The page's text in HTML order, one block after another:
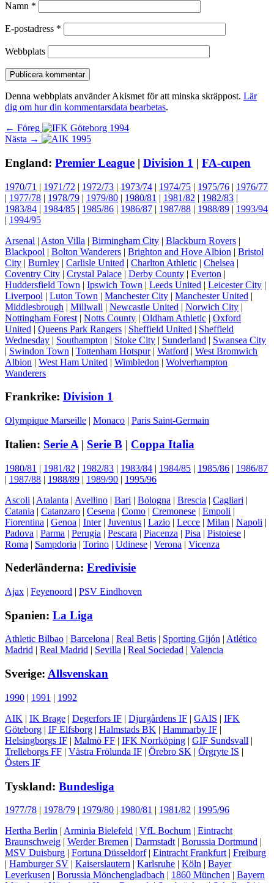
Namn *
E-postadress *
Webbplats
Denna webbplats använder Akismet för att minska skräppost. Lär
dig om hur din kommentarsdata bearbetas.
Inläggsnavigering
← Föreg Föregående
inlägg:
Nästa → Nästa
England: Premier League | Division 1 | FA-cupen
1970/71 | 1971/72 | 1972/73 | 1973/74 | 1974/75 | 1975/76 | 1976/77
| 1977/78 | 1978/79 | 1979/80 | 1980/81 | 1981/82 | 1982/83 |
1983/84 | 1984/85 | 1985/86 | 1986/87 | 1987/88 | 1988/89 | 1993/94
| 1994/95
Arsenal | Aston Villa | Birmingham City | Blackburn Rovers |
Blackpool | Bolton Wanderers | Brighton and Hove Albion | Bristol
City | Burnley | Carlisle United | Charlton Athletic | Chelsea |
Coventry City | Crystal Palace | Derby County | Everton |
Huddersfield Town | Ipswich Town | Leeds United | Leicester City |
Liverpool | Luton Town | Manchester City | Manchester United |
Middlesbrough | Millwall | Newcastle United | Norwich City |
Nottingham Forest | Notts County | Oldham Athletic | Oxford
United | Queens Park Rangers | Sheffield United | Sheffield
Wednesday | Southampton | Stoke City | Sunderland | Swansea City
| Swindon Town | Tottenham Hotspur| Watford | West Bromwich
Albion | West Ham United | Wimbledon | Wolverhampton
Wanderers
Frankrike: Division 1
Olympique Marseille | Monaco | Paris Saint-Germain
Italien: Serie A | Serie B | Coppa Italia
1980/81 | 1981/82 | 1982/83 | 1983/84 | 1984/85 | 1985/86 | 1986/87
| 1987/88 | 1988/89 | 1989/90 | 1995/96
Ascoli | Atalanta | Avellino | Bari | Bologna | Brescia | Cagliari |
Catania | Catanzaro | Cesena | Como | Cremonese | Empoli |
Fiorentina | Genoa | Inter| Juventus | Lazio | Lecce | Milan | Napoli |
Padova | Parma | Perugia | Pescara | Piacenza | Pisa | Pistoiese |
Roma | Sampdoria | Torino | Udinese | Verona | Vicenza
Nederländerna: Eredivisie
Ajax | Feyenoord | PSV Eindhoven
Spanien: La Liga
Athletic Bilbao | Barcelona | Real Betis | Sporting Gijón | Atlético
Madrid | Real Madrid | Sevilla | Real Sociedad | Valencia
Sverige: Allsvenskan
1990 | 1991 | 1992
AIK | IK Brage | Degerfors IF | Djurgårdens IF | GAIS | IFK
Göteborg | IF Elfsborg | Halmstads BK | Hammarby IF |
Helsingborgs IF | Malmö FF | IFK Norrköping | GIF Sundsvall |
Trelleborgs FF | Västra Frölunda IF | Örebro SK | Örgryte IS |
Östers IF
Tyskland: Bundesliga
1977/78 | 1978/79 | 1979/80 | 1980/81 | 1981/82 | 1995/96
Hertha Berlin | Arminia Bielefeld | VfL Bochum | Eintracht
Braunschweig | Werder Bremen | Darmstadt | Borussia Dortmund |
MSV Duisburg | Fortuna Düsseldorf| Eintracht Frankfurt | Freiburg
| Hamburger SV | Kaiserslautern | Karlsruhe | Köln | Bayer
Leverkusen | Borussia Mönchengladbach | 1860 München | Bayern